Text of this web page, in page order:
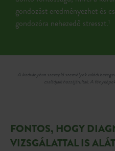
gondozást eredményezhet és
gondozóra nehezedő stresszt. 1
A kiadványban szereplő személyek valódi
családjaik hozzájárultak. A
FONTOS, HOGY
VIZSGÁLATTAL IS